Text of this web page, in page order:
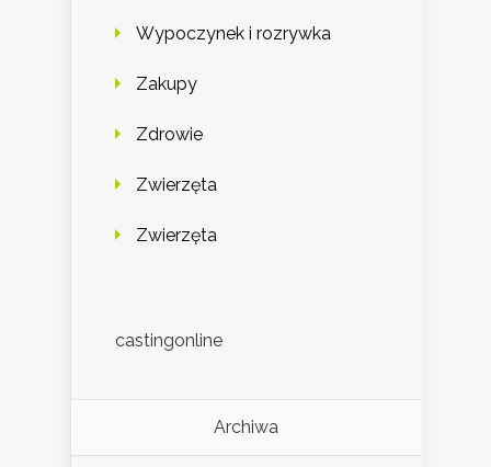
Wypoczynek i rozrywka
Zakupy
Zdrowie
Zwierzęta
Zwierzęta
castingonline
Archiwa